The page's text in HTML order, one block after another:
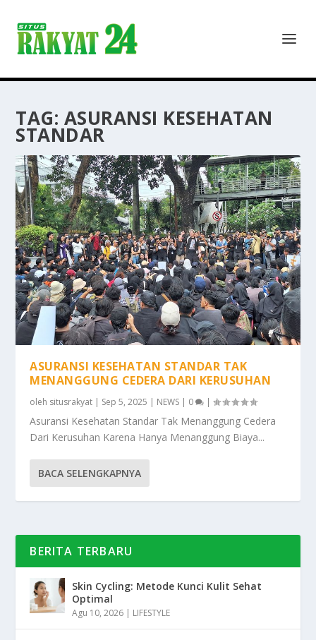
TAG: ASURANSI KESEHATAN
STANDAR
ASURANSI KESEHATAN STANDAR TAK
MENANGGUNG CEDERA DARI KERUSUHAN
oleh situsrakyat | Sep 5, 2025 | NEWS | 0 |
Asuransi Kesehatan Standar Tak Menanggung Cedera
Dari Kerusuhan Karena Hanya Menanggung Biaya...
BACA SELENGKAPNYA
BERITA TERBARU
Skin Cycling: Metode Kunci Kulit Sehat
Optimal
Agu 10, 2026 | LIFESTYLE